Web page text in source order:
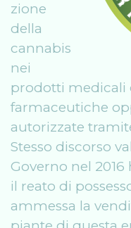
zione
della
cannabis
nei
prodotti medicali
farmaceutiche
autorizzate
Stesso discorso
Governo nel
il reato di
ammessa la